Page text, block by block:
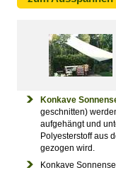
Konkave
geschnitten)
aufgehängt und
Polyesterstoff aus
gezogen wird.
Konkave